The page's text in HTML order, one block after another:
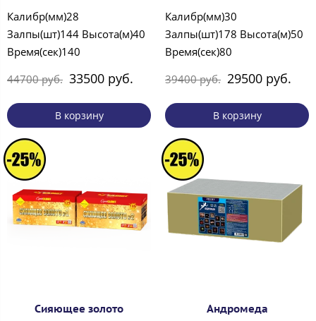
Калибр(мм)28
Залпы(шт)144 Высота(м)40
Время(сек)140
44700 руб. 33500 руб.
В корзину
Калибр(мм)30
Залпы(шт)178 Высота(м)50
Время(сек)80
39400 руб. 29500 руб.
В корзину
Сияющее золото Андромеда